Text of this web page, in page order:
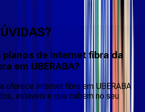
planos de internet fibra da
em UBERABA?
oferece internet fibra em UBERABA
estáveis e que cabem no seu